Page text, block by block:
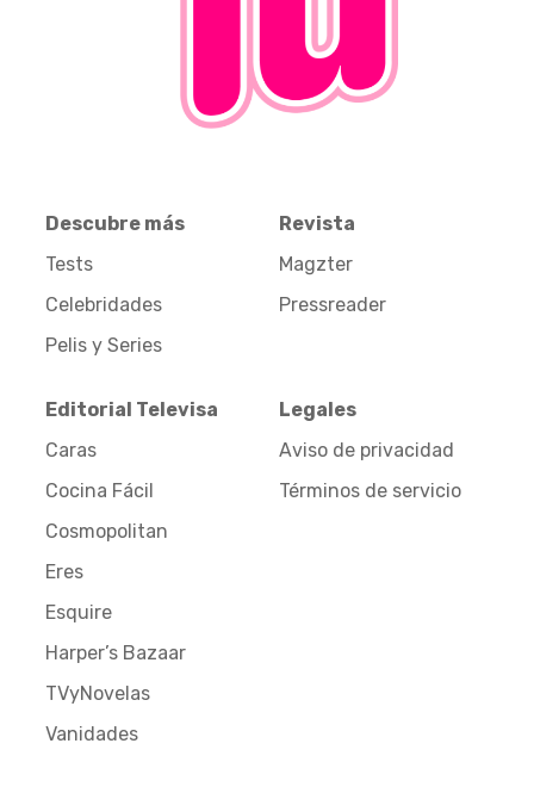
Descubre más
Tests
Celebridades
Pelis y Series
Revista
Magzter
Pressreader
Editorial Televisa
Caras
Cocina Fácil
Cosmopolitan
Eres
Esquire
Harper’s Bazaar
TVyNovelas
Vanidades
Legales
Aviso de privacidad
Términos de servicio